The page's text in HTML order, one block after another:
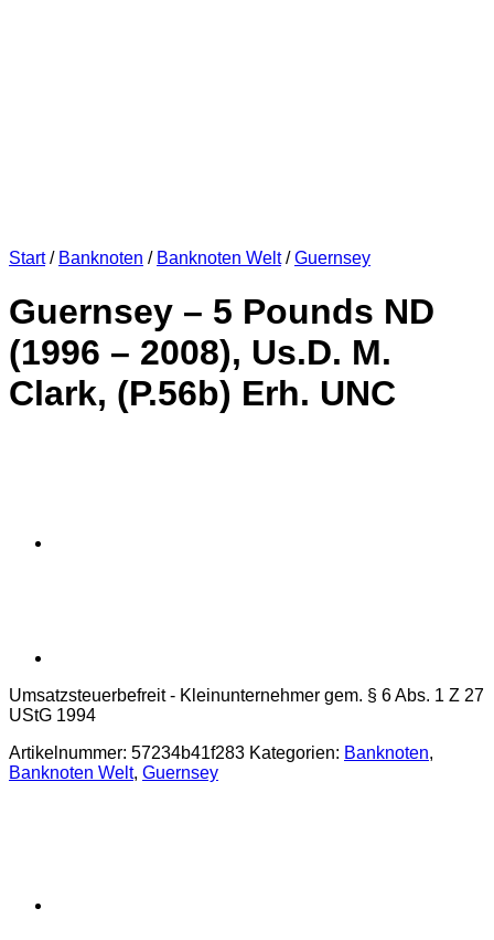
Start / Banknoten / Banknoten Welt / Guernsey
Guernsey – 5 Pounds ND
(1996 – 2008), Us.D. M.
Clark, (P.56b) Erh. UNC
Umsatzsteuerbefreit - Kleinunternehmer gem. § 6 Abs. 1 Z 27
UStG 1994
Artikelnummer: 57234b41f283 Kategorien: Banknoten,
Banknoten Welt, Guernsey